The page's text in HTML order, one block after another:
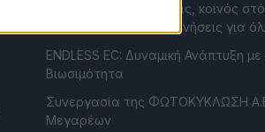
Συντονισμένες δράσεις, κοινός
Ασφαλέστερες μετακινήσεις για
ENDLESS EC: Δυναμική Ανάπτυξη
Βιωσιμότητα
Συνεργασία της ΦΩΤΟΚΥΚΛΩΣΗ
Μεγαρέων